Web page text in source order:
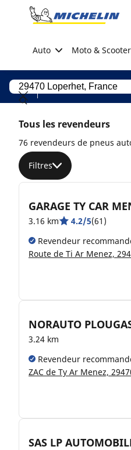
Go to page content
Auto Moto & Scooter
Tous les revendeurs
76 revendeurs de pneus
Filtres
GARAGE TY CAR
3.16 km 4.2/5(61)
Revendeur
NORAUTO
3.24 km
Revendeur
SAS LP